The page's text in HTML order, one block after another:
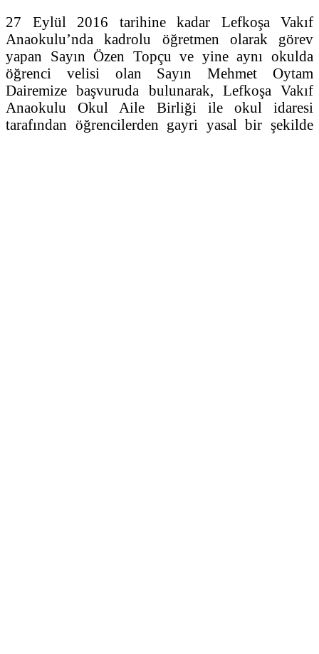
27 Eylül 2016 tarihine kadar Lefkoşa Vakıf
Anaokulu’nda kadrolu öğretmen olarak görev
yapan Sayın Özen Topçu ve yine aynı okulda
öğrenci velisi olan Sayın Mehmet Oytam
Dairemize başvuruda bulunarak, Lefkoşa Vakıf
Anaokulu Okul Aile Birliği ile okul idaresi
tarafından öğrencilerden gayri yasal bir şekilde